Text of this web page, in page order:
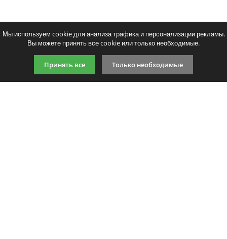
Мы используем cookie для анализа трафика и персонализации рекламы.
Вы можете принять все cookie или только необходимые.
Принять все Только необходимые